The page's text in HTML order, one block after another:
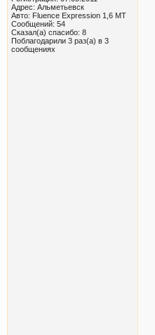
Адрес: Альметьевск
Авто: Fluence Expression 1,6 МТ
Сообщений: 54
Сказал(а) спасибо: 8
Поблагодарили 3 раз(а) в 3
сообщениях